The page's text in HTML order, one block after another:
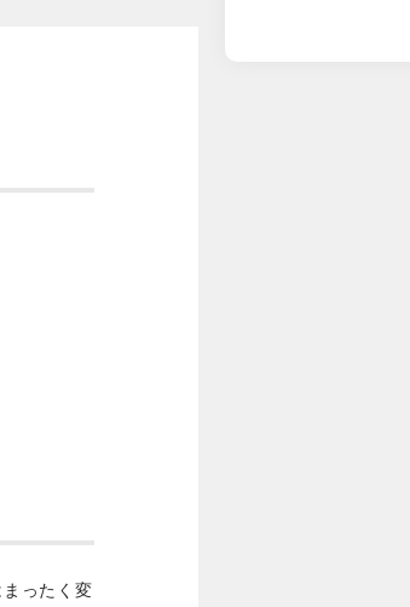
ったく変